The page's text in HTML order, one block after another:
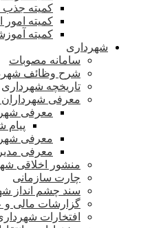
کمیته جذب
کمیته امور
کمیته
شهرداری
سامانه مصوبات
شرح وظائف
تاریخچه شهرداری
معرفی شهرداران
معرفی
پیام
معرفی
معرفی
منشور اخلاقی
چارت سازمانی
سند چشم انداز
گزارشات مالی و
افتخارات